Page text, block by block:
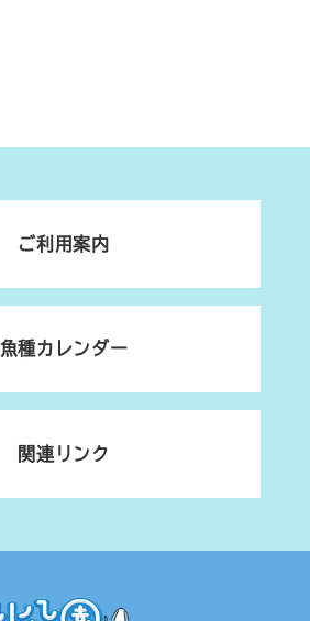
ご利用案内
魚種カレンダー
関連リンク